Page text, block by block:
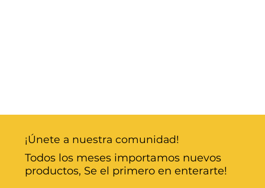
Todos los meses importamos nuevos
productos, Se el primero en enterarte!
¡Únete a nuestra comunidad!